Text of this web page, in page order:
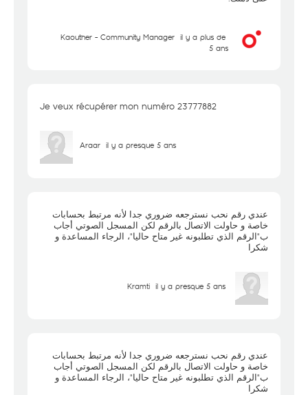
Kaouther - Community Manager il y a plus de
5 ans
Je veux récupérer mon numéro 23777882
Araar il y a presque 5 ans
عندي رقم نحب نسترجعه ضروري جدا لأنه مرتبط بحسابات
خاصة و حاولت الاتصال بالرقم لكن المسجل الصوتي أجاب
ب"الرقم الذي تطلبونه غير متاح حاليا"، الرجاء المساعدة و
شكرا
Kramti il y a presque 5 ans
عندي رقم نحب نسترجعه ضروري جدا لأنه مرتبط بحسابات
خاصة و حاولت الاتصال بالرقم لكن المسجل الصوتي أجاب
ب"الرقم الذي تطلبونه غير متاح حاليا"، الرجاء المساعدة و
شكرا